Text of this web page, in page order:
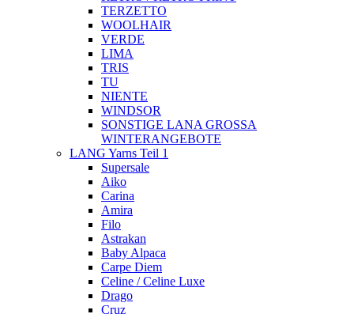
TERZETTO
WOOLHAIR
VERDE
LIMA
TRIS
TU
NIENTE
WINDSOR
SONSTIGE LANA GROSSA
WINTERANGEBOTE
LANG Yarns Teil 1
Supersale
Aiko
Carina
Amira
Filo
Astrakan
Baby Alpaca
Carpe Diem
Celine / Celine Luxe
Drago
Cruz